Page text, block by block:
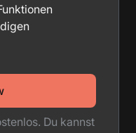
Du kannst